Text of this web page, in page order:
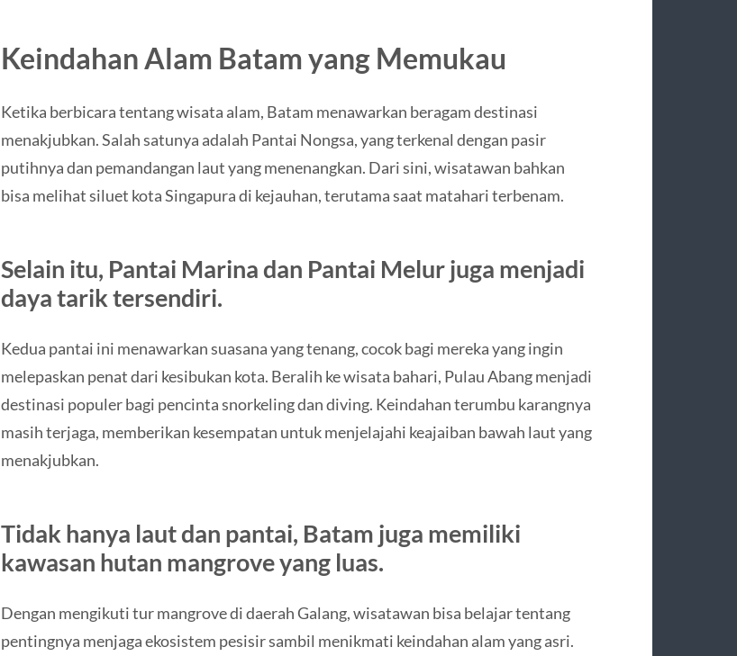
Keindahan Alam Batam yang Memukau
Ketika berbicara tentang wisata alam, Batam menawarkan beragam destinasi
menakjubkan. Salah satunya adalah Pantai Nongsa, yang terkenal dengan pasir
putihnya dan pemandangan laut yang menenangkan. Dari sini, wisatawan bahkan
bisa melihat siluet kota Singapura di kejauhan, terutama saat matahari terbenam.
Selain itu, Pantai Marina dan Pantai Melur juga menjadi
daya tarik tersendiri.
Kedua pantai ini menawarkan suasana yang tenang, cocok bagi mereka yang ingin
melepaskan penat dari kesibukan kota. Beralih ke wisata bahari, Pulau Abang menjadi
destinasi populer bagi pencinta snorkeling dan diving. Keindahan terumbu karangnya
masih terjaga, memberikan kesempatan untuk menjelajahi keajaiban bawah laut yang
menakjubkan.
Tidak hanya laut dan pantai, Batam juga memiliki
kawasan hutan mangrove yang luas.
Dengan mengikuti tur mangrove di daerah Galang, wisatawan bisa belajar tentang
pentingnya menjaga ekosistem pesisir sambil menikmati keindahan alam yang asri.